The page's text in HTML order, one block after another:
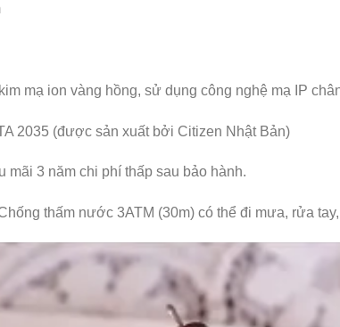
mạ ion vàng hồng, sử dụng công nghệ mạ IP
2035 (được sản xuất bởi Citizen Nhật Bản)
mãi 3 năm chi phí thấp sau bảo hành.
thấm nước 3ATM (30m) có thể đi mưa, rửa